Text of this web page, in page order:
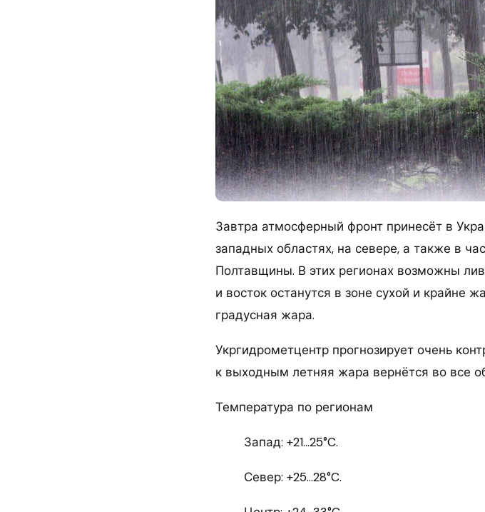
Завтра атмосферный фронт принесёт в
западных областях, на севере, а также в
Полтавщины. В этих регионах возможны
и восток останутся в зоне сухой и крайне
градусная жара.
Укргидрометцентр прогнозирует очень
к выходным летняя жара вернётся во все
Температура по регионам
Запад: +21…25°C.
Север: +25…28°C.